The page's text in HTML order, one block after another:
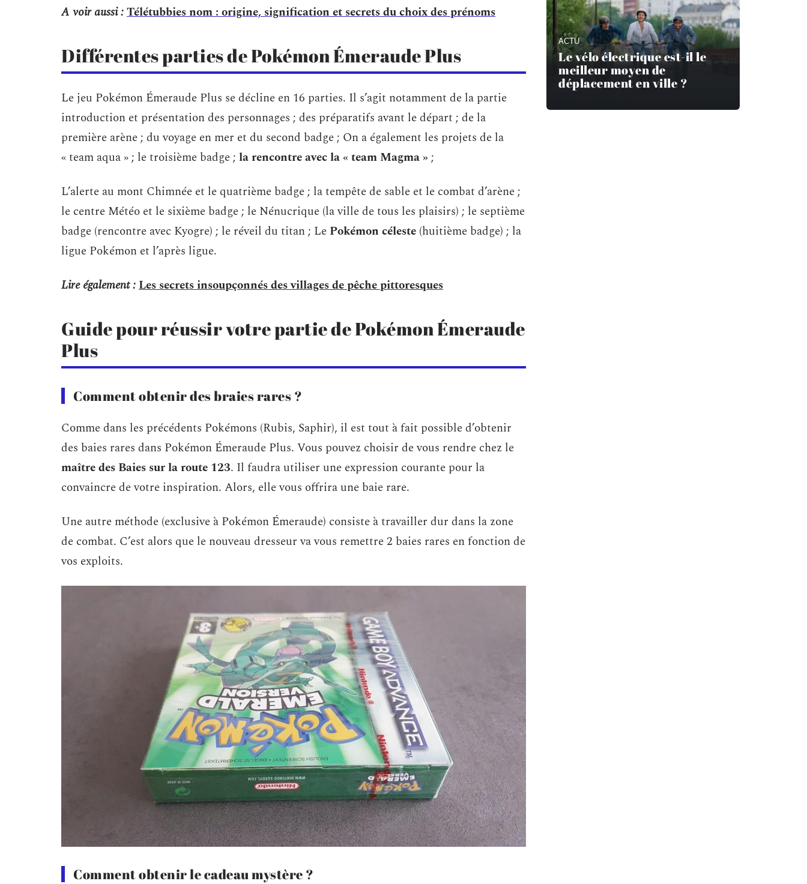
A voir aussi :Télétubbies nom : origine, signification et secrets du choix des prénoms
Différentes parties de Pokémon Émeraude Plus
Le jeu Pokémon Émeraude Plus se décline en 16 parties. Il s’agit notamment de la partie
introduction et présentation des personnages ; des préparatifs avant le départ ; de la
première arène ; du voyage en mer et du second badge ; On a également les projets de la
« team aqua » ; le troisième badge ; la rencontre avec la « team Magma »;
L’alerte au mont Chimnée et le quatrième badge ; la tempête de sable et le combat d’arène ;
le centre Météo et le sixième badge ; le Nénucrique (la ville de tous les plaisirs) ; le septième
badge (rencontre avec Kyogre) ; le réveil du titan ; Le Pokémon céleste (huitième badge) ; la
ligue Pokémon et l’après ligue.
Lire également :Les secrets insoupçonnés des villages de pêche pittoresques
Guide pour réussir votre partie de Pokémon Émeraude
Plus
Comment obtenir des braies rares ?
Comme dans les précédents Pokémons (Rubis, Saphir), il est tout à fait possible d’obtenir
des baies rares dans Pokémon Émeraude Plus. Vous pouvez choisir de vous rendre chez le
maître des Baies sur la route 123. Il faudra utiliser une expression courante pour la
convaincre de votre inspiration. Alors, elle vous offrira une baie rare.
Une autre méthode (exclusive à Pokémon Émeraude) consiste à travailler dur dans la zone
de combat. C’est alors que le nouveau dresseur va vous remettre 2 baies rares en fonction de
vos exploits.
Comment obtenir le cadeau mystère ?
ACTU
Le vélo électrique est-il le
meilleur moyen de
déplacement en ville ?